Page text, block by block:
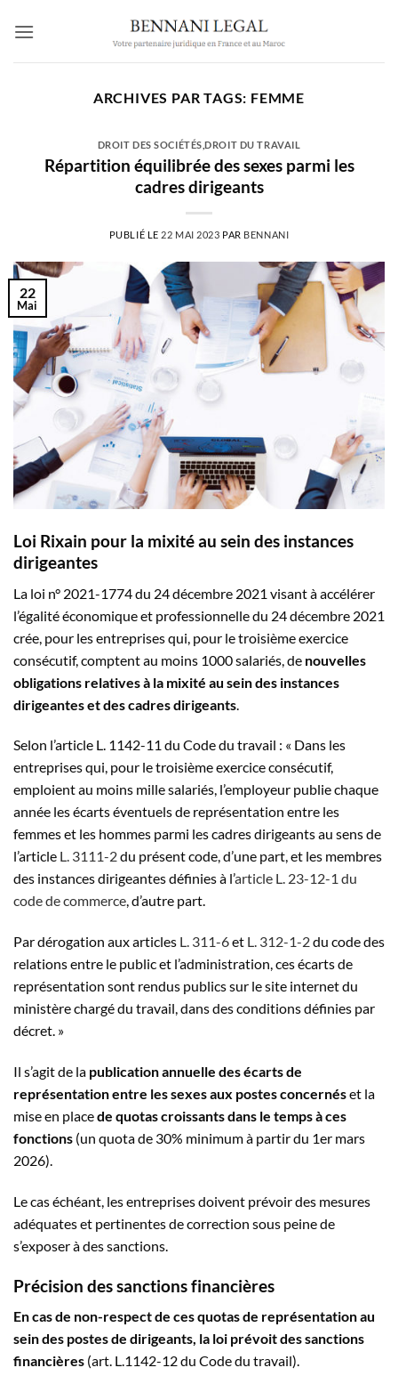
ARCHIVES PAR TAGS: FEMME
DROIT DES SOCIÉTÉS ,DROIT DU TRAVAIL
Répartition équilibrée des sexes parmi les
cadres dirigeants
PUBLIÉ LE 22 MAI 2023 PAR BENNANI
22
Mai
Loi Rixain pour la mixité au sein des instances
dirigeantes
La loi n° 2021-1774 du 24 décembre 2021 visant à accélérer
l’égalité économique et professionnelle du 24 décembre 2021
crée, pour les entreprises qui, pour le troisième exercice
consécutif, comptent au moins 1000 salariés, de nouvelles
obligations relatives à la mixité au sein des instances
dirigeantes et des cadres dirigeants
Selon l’article L. 1142-11 du Code du travail : « Dans les
entreprises qui, pour le troisième exercice consécutif,
emploient au moins mille salariés, l’employeur publie chaque
année les écarts éventuels de représentation entre les
femmes et les hommes parmi les cadres dirigeants au sens de
l’article L. 3111-2du présent code, d’une part, et les membres
des instances dirigeantes définies à l’article L. 23-12-1 du
code de commerce, d’autre part.
Par dérogation aux articles L. 311-6et L. 312-1-2du code des
relations entre le public et l’administration, ces écarts de
représentation sont rendus publics sur le site internet du
ministère chargé du travail, dans des conditions définies par
décret. »
Il s’agit de la publication annuelle des écarts de
représentation entre les sexes aux postes concernéset la
mise en placede quotas croissants dans le temps à ces
fonctions (un quota de 30% minimum à partir du 1er mars
2026).
Le cas échéant, les entreprises doivent prévoir des mesures
adéquates et pertinentes de correction sous peine de
s’exposer à des sanctions.
Précision des sanctions financières
En cas de non-respect de ces quotas de représentation au
sein des postes de dirigeants, la loi prévoit des sanctions
financières (art. L.1142-12 du Code du travail).